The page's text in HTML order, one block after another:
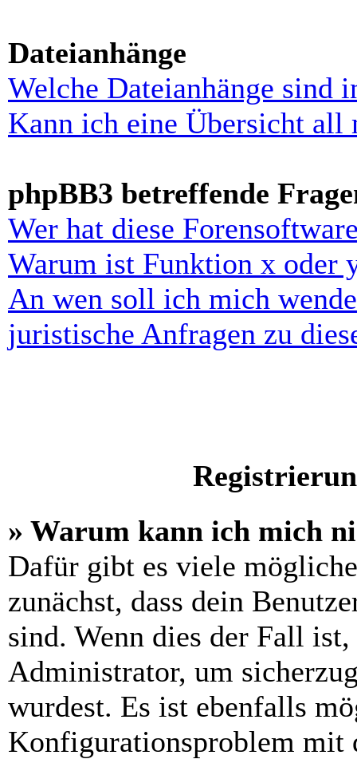
Dateianhänge
Welche Dateianhänge sind
Kann ich eine Übersicht all
phpBB3 betreffende
Wer hat diese
Warum ist Funktion x oder
An wen soll ich mich
juristische Anfragen zu
» Warum kann ich mich
Dafür gibt es viele
zunächst, dass dein
sind. Wenn dies der Fall
Administrator, um
wurdest. Es ist ebenfalls
Konfigurationsproblem mit